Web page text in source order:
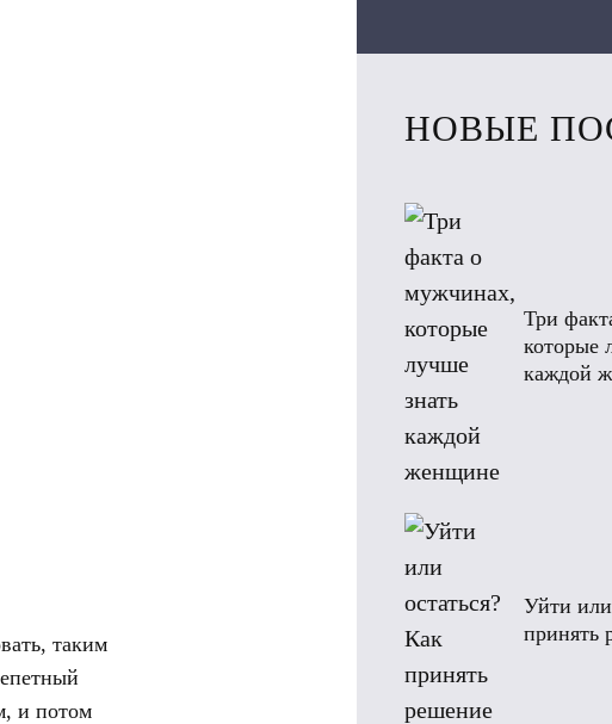
таким
и потом
НОВЫЕ
Три
которые
каждой
Уйти или
принять